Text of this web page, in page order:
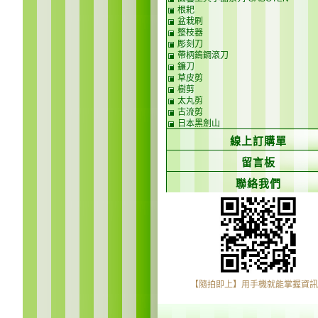
根耙
盆栽刷
整枝器
彫刻刀
帶柄鎢鋼滾刀
鐮刀
草皮剪
樹剪
太丸剪
古流剪
日本黑劍山
線上訂購單
留言板
聯絡我們
【隨拍即上】用手機就能掌握資